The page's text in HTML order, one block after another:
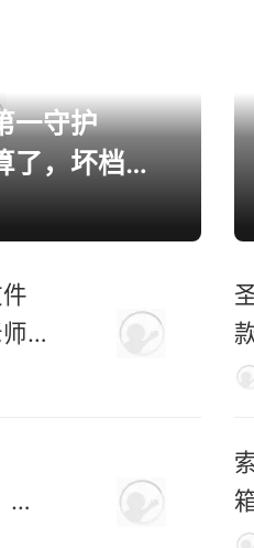
一守护
了，坏档算
杀